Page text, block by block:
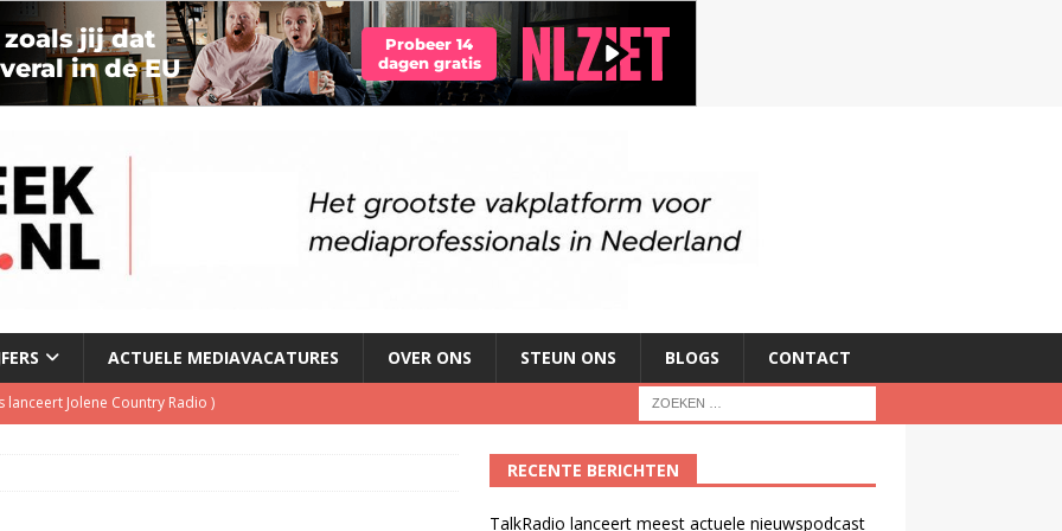
ACTUELE MEDIAVACATURES OVER ONS STEUN ONS BLOGS CONTACT
lanceert Jolene Country Radio )
geschorst na dickpic in groepsapp
RECENTE BERICHTEN
TalkRadio lanceert meest actuele nieuwspodcast